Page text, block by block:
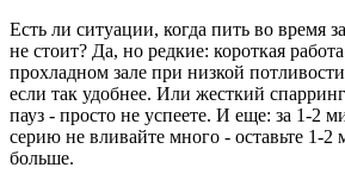
Есть ли ситуации, когда пить во время
не стоит? Да, но редкие: короткая
прохладном зале при низкой
если так удобнее. Или жесткий
пауз - просто не успеете. И еще: за 1-2
серию не вливайте много - оставьте 1-2
больше.